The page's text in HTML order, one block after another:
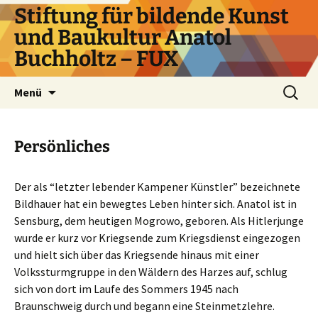
Zum
Inhalt
springen
Stiftung für bildende Kunst
und Baukultur Anatol
Buchholtz – FUX
Menü
Suchen
nach:
Persönliches
Der als “letzter lebender Kampener Künstler” bezeichnete
Bildhauer hat ein bewegtes Leben hinter sich. Anatol ist in
Sensburg, dem heutigen Mogrowo, geboren. Als Hitlerjunge
wurde er kurz vor Kriegsende zum Kriegsdienst eingezogen
und hielt sich über das Kriegsende hinaus mit einer
Volkssturmgruppe in den Wäldern des Harzes auf, schlug
sich von dort im Laufe des Sommers 1945 nach
Braunschweig durch und begann eine Steinmetzlehre.